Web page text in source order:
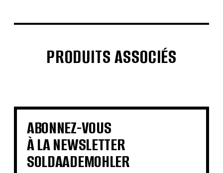
PRODUITS ASSOCIÉS
€ €
€ € €
€ €
ABONNEZ-VOUS
À LA NEWSLETTER
SOLDAADEMOHLER